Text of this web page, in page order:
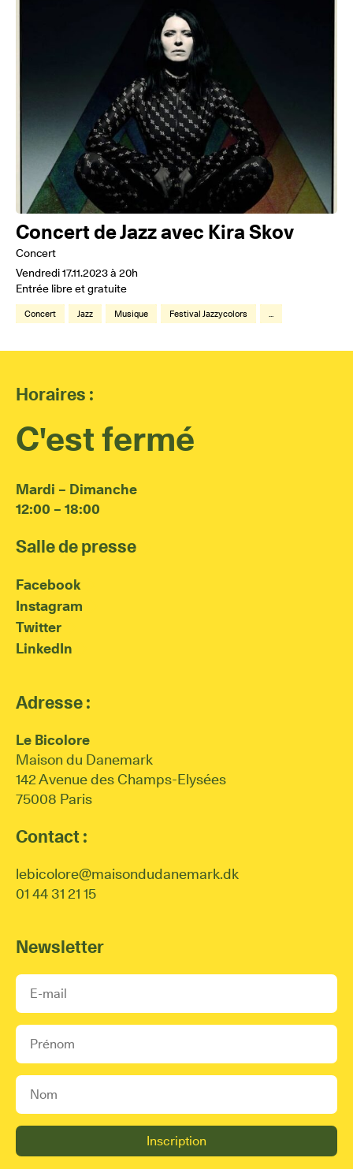
Concert de Jazz avec Kira Skov
Concert
Vendredi 17.11.2023 à 20h
Entrée libre et gratuite
Concert Jazz Musique Festival Jazzycolors ...
Horaires :
C'est fermé
Mardi – Dimanche
12:00 – 18:00
Salle de presse
Facebook
Instagram
Twitter
LinkedIn
Adresse :
Le Bicolore
Maison du Danemark
142 Avenue des Champs-Elysées
75008 Paris
Contact :
lebicolore@maisondudanemark.dk
01 44 31 21 15
Newsletter